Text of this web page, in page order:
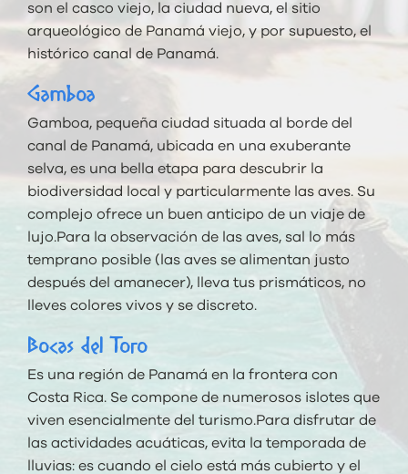
son el casco viejo, la ciudad nueva, el sitio
arqueológico de Panamá viejo, y por supuesto, el
histórico canal de Panamá.
Gamboa
Gamboa, pequeña ciudad situada al borde del
canal de Panamá, ubicada en una exuberante
selva, es una bella etapa para descubrir la
biodiversidad local y particularmente las aves. Su
complejo ofrece un buen anticipo de un viaje de
lujo.Para la observación de las aves, sal lo más
temprano posible (las aves se alimentan justo
después del amanecer), lleva tus prismáticos, no
lleves colores vivos y se discreto.
Bocas del Toro
Es una región de Panamá en la frontera con
Costa Rica. Se compone de numerosos islotes que
viven esencialmente del turismo.Para disfrutar de
las actividades acuáticas, evita la temporada de
lluvias: es cuando el cielo está más cubierto y el